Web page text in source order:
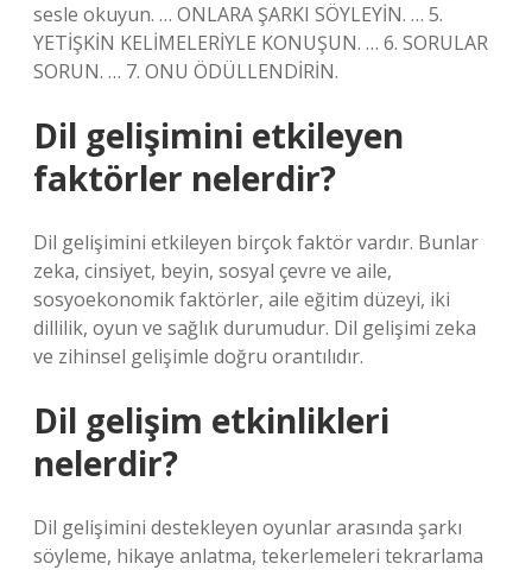
sesle okuyun. … ONLARA ŞARKI SÖYLEYİN. … 5.
YETİŞKİN KELİMELERİYLE KONUŞUN. … 6. SORULAR
SORUN. … 7. ONU ÖDÜLLENDİRİN.
Dil gelişimini etkileyen
faktörler nelerdir?
Dil gelişimini etkileyen birçok faktör vardır. Bunlar
zeka, cinsiyet, beyin, sosyal çevre ve aile,
sosyoekonomik faktörler, aile eğitim düzeyi, iki
dillilik, oyun ve sağlık durumudur. Dil gelişimi zeka
ve zihinsel gelişimle doğru orantılıdır.
Dil gelişim etkinlikleri
nelerdir?
Dil gelişimini destekleyen oyunlar arasında şarkı
söyleme, hikaye anlatma, tekerlemeleri tekrarlama